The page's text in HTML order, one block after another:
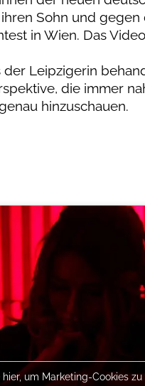
Sohn und
in Wien. Das
Leipzigerin
die immer
hinzuschauen.
hier, um Marketing-Cookies zu